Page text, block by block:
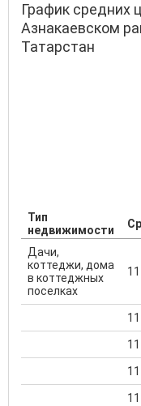
График средних
Азнакаевском
Татарстан
Тип
недвижимости
Дачи,
коттеджи, дома
в коттеджных
поселках